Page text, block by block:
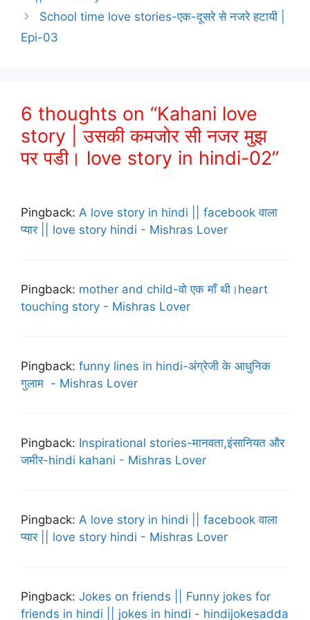
School time love stories-एक-दूसरे से नजरे हटायी |
Epi-03
6 thoughts on “Kahani love
story | उसकी कमजोर सी नजर मुझ
पर पडी। love story in hindi-02”
Pingback: A love story in hindi || facebook वाला
प्यार || love story hindi - Mishras Lover
Pingback: mother and child-वो एक माँ थी।heart
touching story - Mishras Lover
Pingback: funny lines in hindi-अंग्रेजी के आधुनिक
गुलाम - Mishras Lover
Pingback: Inspirational stories-मानवता,इंसानियत और
जमीर-hindi kahani - Mishras Lover
Pingback: A love story in hindi || facebook वाला
प्यार || love story hindi - Mishras Lover
Pingback: Jokes on friends || Funny jokes for
friends in hindi || jokes in hindi - hindijokesadda